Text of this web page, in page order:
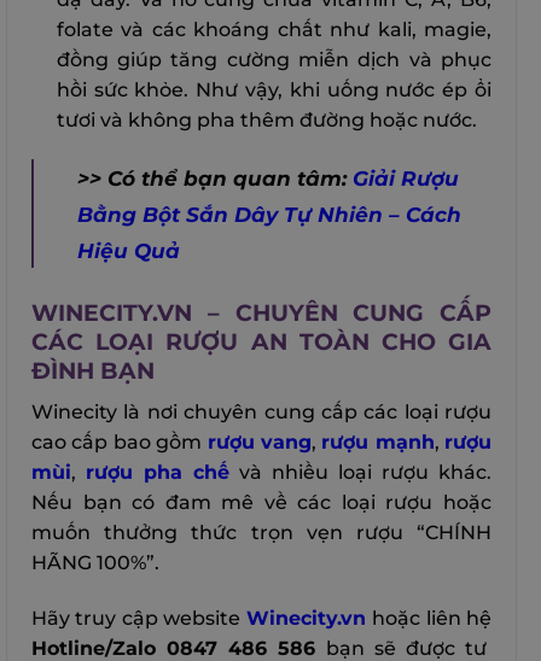
folate và các khoáng chất như kali, magie,
đồng giúp tăng cường miễn dịch và phục
hồi sức khỏe. Như vậy, khi uống nước ép ổi
tươi và không pha thêm đường hoặc nước.
>> Có thể bạn quan tâm: Giải Rượu
Bằng Bột Sắn Dây Tự Nhiên – Cách
Hiệu Quả
WINECITY.VN – CHUYÊN CUNG CẤP
CÁC LOẠI RƯỢU AN TOÀN CHO GIA
ĐÌNH BẠN
Winecity là nơi chuyên cung cấp các loại rượu
cao cấp bao gồm rượu vang, rượu mạnh, rượu
mùi, rượu pha chế và nhiều loại rượu khác.
Nếu bạn có đam mê về các loại rượu hoặc
muốn thưởng thức trọn vẹn rượu “CHÍNH
HÃNG 100%”.
Hãy truy cập website Winecity.vn hoặc liên hệ
Hotline/Zalo 0847 486 586 bạn sẽ được tư